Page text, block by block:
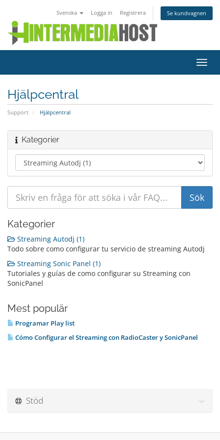
Svenska Logga in Registrera Se kundvagnen
Växla
Hjälpcentral
Support Hjälpcentral
Kategorier
Kategorier
Streaming Autodj (1)
Todo sobre como configurar tu servicio de streaming Autodj
Streaming Sonic Panel (1)
Tutoriales y guías de como configurar su Streaming con
SonicPanel
Mest populär
Programar Play list
Cómo Configurar el Streaming con RadioCaster y SonicPanel
Stöd